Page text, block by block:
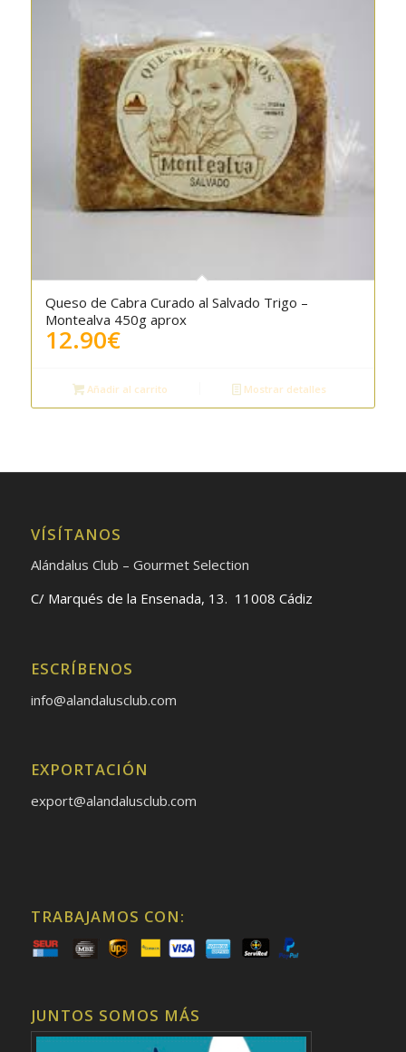
Queso de Cabra Curado al Salvado Trigo –
Montealva 450g aprox
12.90€
Añadir al carrito Mostrar detalles
VÍSÍTANOS
Alándalus Club – Gourmet Selection
C/ Marqués de la Ensenada, 13. 11008 Cádiz
ESCRÍBENOS
info@alandalusclub.com
EXPORTACIÓN
export@alandalusclub.com
TRABAJAMOS CON:
JUNTOS SOMOS MÁS